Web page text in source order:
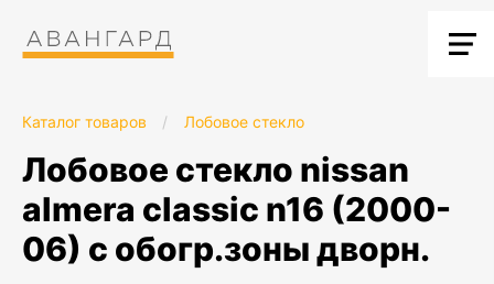
Каталог товаров / Лобовое стекло
лобовое стекло nissan
almera classic n16 (2000-
06) c обогр.зоны дворн.